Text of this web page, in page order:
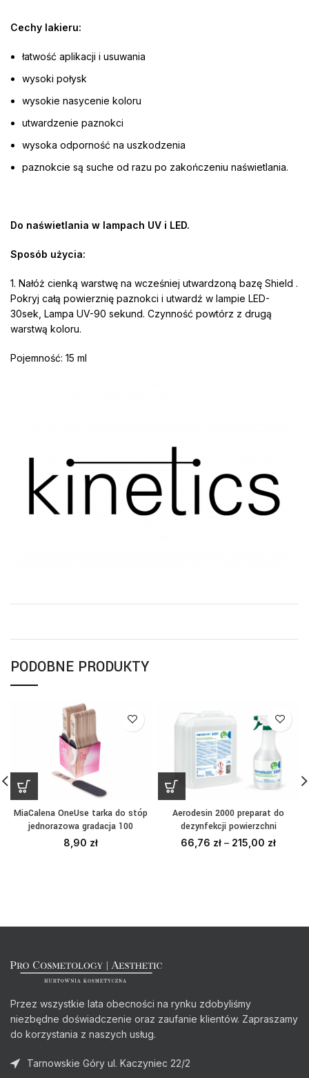
Cechy lakieru:
łatwość aplikacji i usuwania
wysoki połysk
wysokie nasycenie koloru
utwardzenie paznokci
wysoka odporność na uszkodzenia
paznokcie są suche od razu po zakończeniu naświetlania.
Do naświetlania w lampach UV i LED.
Sposób użycia:
1. Nałóż cienką warstwę na wcześniej utwardzoną bazę Shield .
Pokryj całą powierznię paznokci i utwardź w lampie LED-
30sek, Lampa UV-90 sekund. Czynność powtórz z drugą
warstwą koloru.
Pojemność: 15 ml
PODOBNE PRODUKTY
MiaCalena OneUse tarka do stóp
jednorazowa gradacja 100
8,90 zł
Aerodesin 2000 preparat do
dezynfekcji powierzchni
66,76 zł – 215,00 zł
Przez wszystkie lata obecności na rynku zdobyliśmy
niezbędne doświadczenie oraz zaufanie klientów. Zapraszamy
do korzystania z naszych usług.
Tarnowskie Góry ul. Kaczyniec 22/2